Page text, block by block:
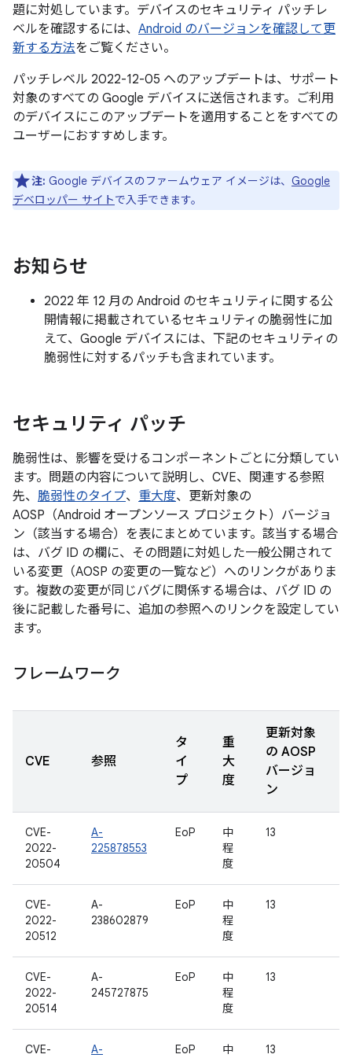
題に対処しています。デバイスのセキュリティ パッチレ
ベルを確認するには、 Android のバージョンを確認して更
新する方法をご覧ください。
パッチレベル 2022-12-05 へのアップデートは、サポート
対象のすべての Google デバイスに送信されます。ご利用
のデバイスにこのアップデートを適用することをすべての
ユーザーにおすすめします。
注: Google デバイスのファームウェア イメージは、 Google
デベロッパー サイトで入手できます。
お知らせ
2022 年 12 月の Android のセキュリティに関する公
開情報に掲載されているセキュリティの脆弱性に加
えて、Google デバイスには、下記のセキュリティの
脆弱性に対するパッチも含まれています。
セキュリティ パッチ
脆弱性は、影響を受けるコンポーネントごとに分類してい
ます。問題の内容について説明し、CVE、関連する参照
先、 脆弱性のタイプ、 重大度、更新対象の
AOSP（Android オープンソース プロジェクト）バージョ
ン（該当する場合）を表にまとめています。該当する場合
は、バグ ID の欄に、その問題に対処した一般公開されて
いる変更（AOSP の変更の一覧など）へのリンクがありま
す。複数の変更が同じバグに関係する場合は、バグ ID の
後に記載した番号に、追加の参照へのリンクを設定してい
ます。
フレームワーク
CVE 参照
タ
イ
プ
重
大
度
更新対象
の AOSP
バージョ
ン
CVE-
2022-
20504
A-
225878553
EoP
中
程
度
13
CVE-
2022-
20512
A-
238602879
EoP
中
程
度
13
CVE-
2022-
20514
A-
245727875
EoP
中
程
度
13
CVE-
A-
EoP
中
13